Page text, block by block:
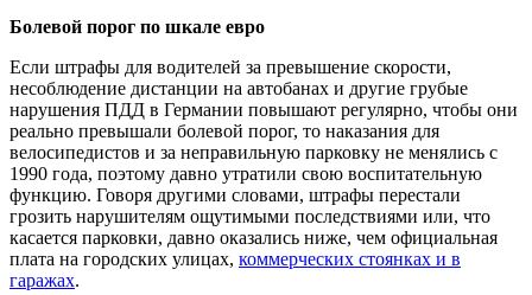
Болевой порог по шкале евро
Если штрафы для водителей за превышение скорости,
несоблюдение дистанции на автобанах и другие грубые
нарушения ПДД в Германии повышают регулярно, чтобы они
реально превышали болевой порог, то наказания для
велосипедистов и за неправильную парковку не менялись с
1990 года, поэтому давно утратили свою воспитательную
функцию. Говоря другими словами, штрафы перестали
грозить нарушителям ощутимыми последствиями или, что
касается парковки, давно оказались ниже, чем официальная
плата на городских улицах, коммерческих стоянках и в
гаражах.